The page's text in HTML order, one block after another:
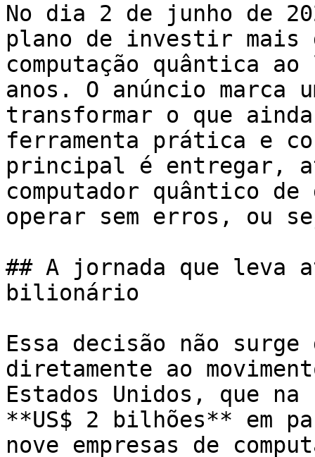
No dia 2 de junho de
plano de investir mais
computação quântica
anos. O anúncio marca
transformar o que
ferramenta prática e
principal é entregar,
computador quântico
operar sem erros, ou
## A jornada que leva
bilionário
Essa decisão não
diretamente ao
Estados Unidos, que
**US$ 2 bilhões** em
nove empresas de